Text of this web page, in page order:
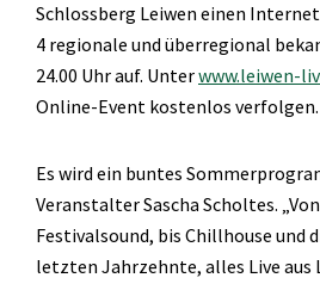
Schlossberg Leiwen einen
4 regionale und überregional
24.00 Uhr auf. Unterwww.leiwen-
Online-Event kostenlos verfolgen.
Es wird ein buntes
Veranstalter Sascha Scholtes.
Festivalsound, bis Chillhouse und
letzten Jahrzehnte, alles Live aus